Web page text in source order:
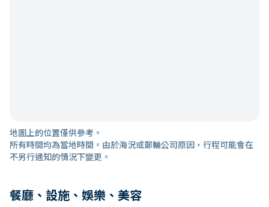
地圖上的位置僅供參考。
所有時間均為當地時間。由於海況或郵輪公司原因，行程可能會在
不另行通知的情況下變更。
餐廳、設施、娛樂、美容